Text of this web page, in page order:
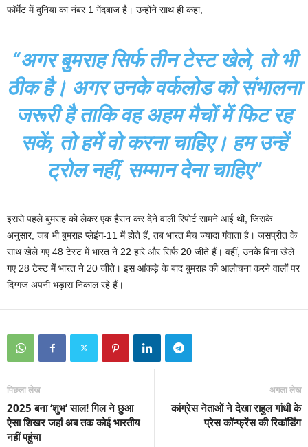
फॉर्मेट में दुनिया का नंबर 1 गेंदबाज है। उन्होंने साथ ही कहा,
“अगर बुमराह सिर्फ तीन टेस्ट खेले, तो भी
ठीक है। अगर उनके वर्कलोड को संभालना
जरूरी है ताकि वह अहम मैचों में फिट रह
सकें, तो हमें वो करना चाहिए। हम उन्हें
ट्रोल नहीं, सम्मान देना चाहिए”
इससे पहले बुमराह को लेकर एक हैरान कर देने वाली रिपोर्ट सामने आई थी, जिसके
अनुसार, जब भी बुमराह प्लेइंग-11 में होते हैं, तब भारत मैच ज्यादा गंवाता है। जसप्रीत के
साथ खेले गए 48 टेस्ट में भारत ने 22 हारे और सिर्फ 20 जीते हैं। वहीं, उनके बिना खेले
गए 28 टेस्ट में भारत ने 20 जीते। इस आंकड़े के बाद बुमराह की आलोचना करने वालों पर
दिग्गज अपनी भड़ास निकाल रहे हैं।
पिछला लेख
2025 बना ‘शुभ’ साल! गिल ने छुआ
ऐसा शिखर जहां अब तक कोई भारतीय
नहीं पहुंचा
अगला लेख
कांग्रेस नेताओं ने देखा राहुल गांधी के
प्रेस कॉन्फ्रेंस की रिकॉर्डिंग